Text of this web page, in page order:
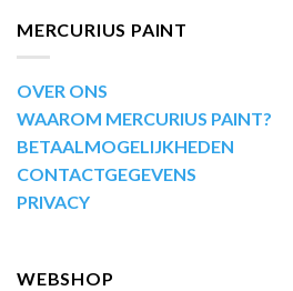
MERCURIUS PAINT
OVER ONS
WAAROM MERCURIUS PAINT?
BETAALMOGELIJKHEDEN
CONTACTGEGEVENS
PRIVACY
WEBSHOP